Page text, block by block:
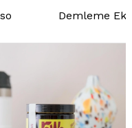
Demleme